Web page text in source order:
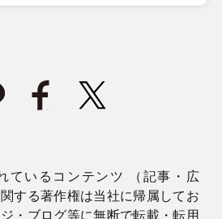
ているコンテンツ （記事・広
する著作権は当社に帰属してお
・ブログ等に無断で転載・転用